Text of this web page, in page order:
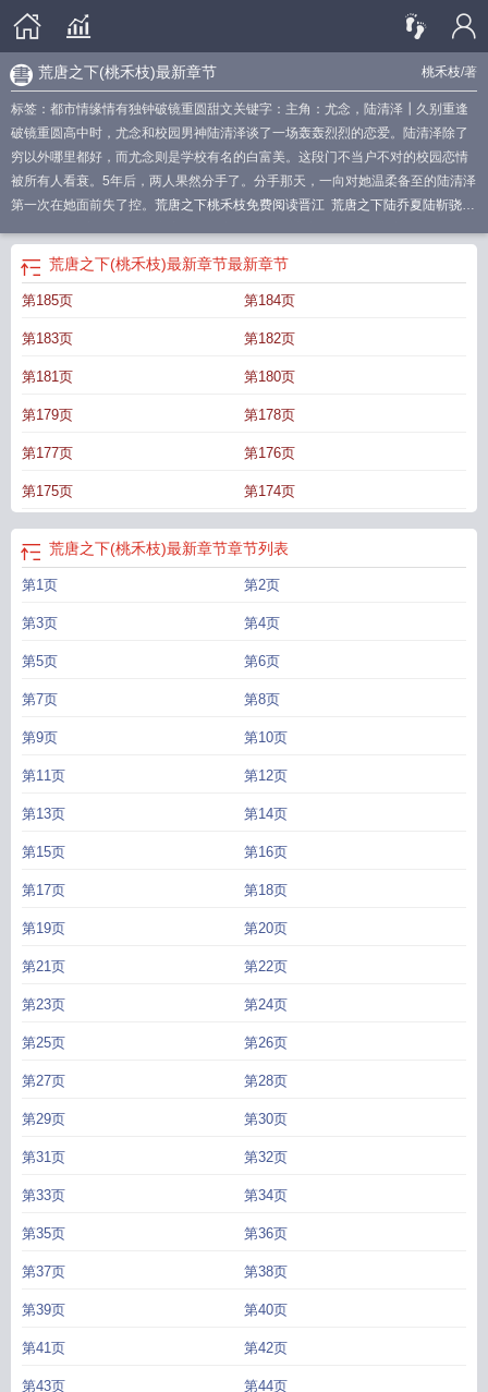
桃禾枝/著
荒唐之下(桃禾枝)最新章节
标签：都市情缘情有独钟破镜重圆甜文关键字：主角：尤念，陆清泽┃久别重逢
破镜重圆高中时，尤念和校园男神陆清泽谈了一场轰轰烈烈的恋爱。陆清泽除了
穷以外哪里都好，而尤念则是学校有名的白富美。这段门不当户不对的校园恋情
被所有人看衰。5年后，两人果然分手了。分手那天，一向对她温柔备至的陆清泽
第一次在她面前失了控。 荒唐之下桃禾枝免费阅读晋江 荒唐之下陆乔夏陆靳骁免
荒唐之下在线阅读荒唐之下番外 荒唐之下简介
江 荒唐之下全文免费阅读桃禾枝
乔夏陆靳骁最新章节更新时
荒唐之下好看吗荒唐之下乔夏陆佳萱
节荒唐之下乔夏 荒唐之下相似剧情的
读荒唐之下2k 荒唐之下桃禾枝讲的什么荒唐之下by尤念
之下陆靳骁乔夏
荒唐之下全文免费阅读晋江手机版
费阅读桃禾枝百度
荒唐之下全文阅读桃禾枝荒唐之下免费
唐之下陆清泽
荒唐之下桃禾枝全文免费阅读荒唐之下TXT百度
费阅读荒唐之下 桃禾枝荒唐之下桃禾枝晋江荒唐之下资源TXT荒唐之下百
度荒唐之下乔维安荒唐之下 by桃夭枝荒唐之下乔夏陆靳骁免费阅读
作者桃禾枝荒唐之下讲了什么荒唐之下百度TXT荒唐之下by桃禾枝荒唐之下
桃禾枝讲的什么故事
荒唐之下(桃禾枝)最新章节最新章节
第185页 第184页
第183页 第182页
第181页 第180页
第179页 第178页
第177页 第176页
第175页 第174页
荒唐之下(桃禾枝)最新章节章节列表
第1页 第2页
第3页 第4页
第5页 第6页
第7页 第8页
第9页 第10页
第11页 第12页
第13页 第14页
第15页 第16页
第17页 第18页
第19页 第20页
第21页 第22页
第23页 第24页
第25页 第26页
第27页 第28页
第29页 第30页
第31页 第32页
第33页 第34页
第35页 第36页
第37页 第38页
第39页 第40页
第41页 第42页
第43页 第44页